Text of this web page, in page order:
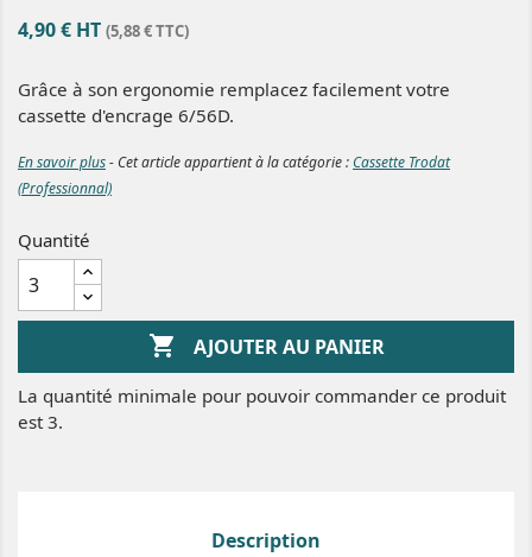
4,90 € HT (5,88 € TTC)
Grâce à son ergonomie remplacez facilement votre
cassette d'encrage 6/56D.
En savoir plus- Cet article appartient à la catégorie :Cassette Trodat
(Professionnal)
Quantité
 AJOUTER AU PANIER
La quantité minimale pour pouvoir commander ce produit
est 3.
Description